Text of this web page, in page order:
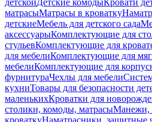
детскойДетские комодыКровати
матрасыМатрасы в кроватку
детскиеМебель для детского сада
аксессуарыКомплектующие для
стульевКомплектующие для
для мебелиКомплектующие для
мебелиКомплектующие для
фурнитураЧехлы для мебели
кухниТовары для безопасности
маленькихКроватки для
столики, комоды, матрасыМанежи,
кроваткуНаматрасники, защитные